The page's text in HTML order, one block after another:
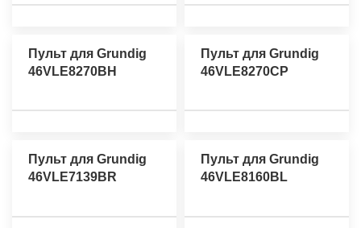
Пульт для Grundig
46VLE8270BH
Пульт для Grundig
46VLE8270CP
Пульт для Grundig
46VLE7139BR
Пульт для Grundig
46VLE8160BL